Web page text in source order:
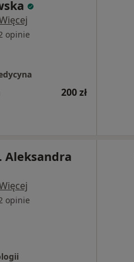
opinie
200 zł
Aleksandra
opinie